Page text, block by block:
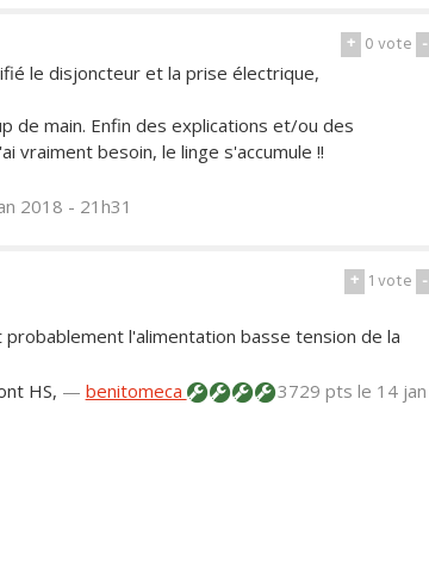
+ 0vote -
le disjoncteur et la prise électrique,
de main. Enfin des explications et/ou des
vraiment besoin, le linge s'accumule !!
2018 - 21h31
+ 1vote -
l'alimentation basse tension de la
HS, — benitomeca 3729 pts le 14 jan